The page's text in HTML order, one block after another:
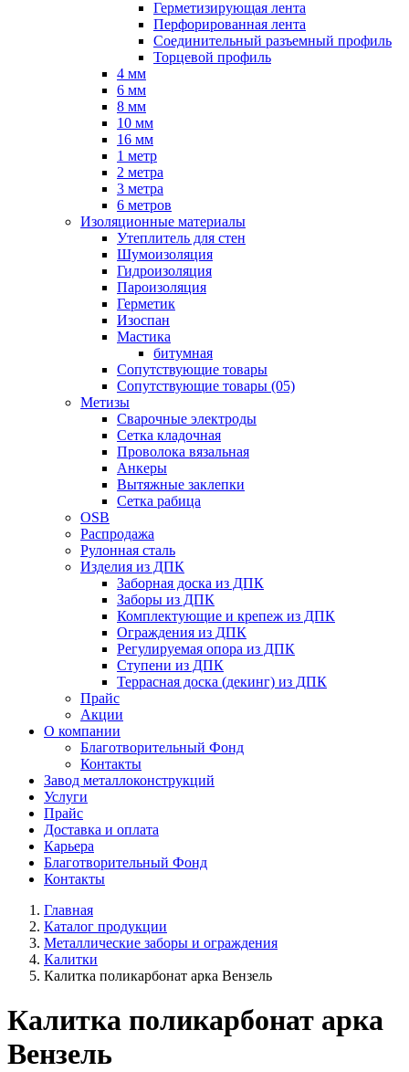
Герметизирующая лента
Перфорированная лента
Соединительный разъемный профиль
Торцевой профиль
4 мм
6 мм
8 мм
10 мм
16 мм
1 метр
2 метра
3 метра
6 метров
Изоляционные материалы
Утеплитель для стен
Шумоизоляция
Гидроизоляция
Пароизоляция
Герметик
Изоспан
Мастика
битумная
Сопутствующие товары
Сопутствующие товары (05)
Метизы
Сварочные электроды
Сетка кладочная
Проволока вязальная
Анкеры
Вытяжные заклепки
Сетка рабица
OSB
Распродажа
Рулонная сталь
Изделия из ДПК
Заборная доска из ДПК
Заборы из ДПК
Комплектующие и крепеж из ДПК
Ограждения из ДПК
Регулируемая опора из ДПК
Ступени из ДПК
Террасная доска (декинг) из ДПК
Прайс
Акции
О компании
Благотворительный Фонд
Контакты
Завод металлоконструкций
Услуги
Прайс
Доставка и оплата
Карьера
Благотворительный Фонд
Контакты
Главная
Каталог продукции
Металлические заборы и ограждения
Калитки
Калитка поликарбонат арка Вензель
Калитка поликарбонат арка
Вензель